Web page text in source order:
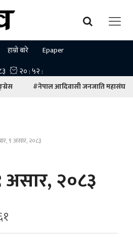
हाम्रो बारे Epaper
#नेपाल आदिवासी जनजाति महासंघ
९ असार, २०८३
२०८३